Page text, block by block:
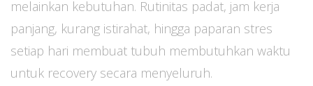
melainkan kebutuhan. Rutinitas padat, jam kerja
panjang, kurang istirahat, hingga paparan stres
setiap hari membuat tubuh membutuhkan waktu
untuk recovery secara menyeluruh.